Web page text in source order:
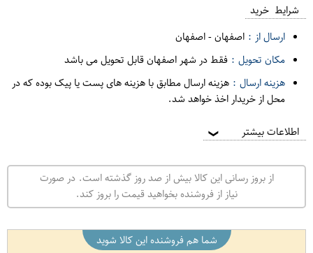
شرایط خرید
ارسال از : اصفهان-اصفهان
مکان تحویل : فقط در شهر اصفهان قابل تحویل می باشد
هزینه ارسال : هزینه ارسال مطابق با هزینه های پست یا پیک بوده که در
محل از خریدار اخذ خواهد شد.
اطلاعات بیشتر ❯
از بروز رسانی این کالا بیش از صد روز گذشته است. در صورت
نیاز از فروشنده بخواهید قیمت را بروز کند.
شما هم فروشنده این کالا شوید